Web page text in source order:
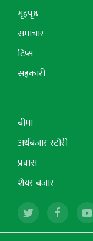
गृहपृष्ठ
समाचार
टिप्स
सहकारी
बीमा
अर्थबजार स्टोरी
प्रवास
शेयर बजार